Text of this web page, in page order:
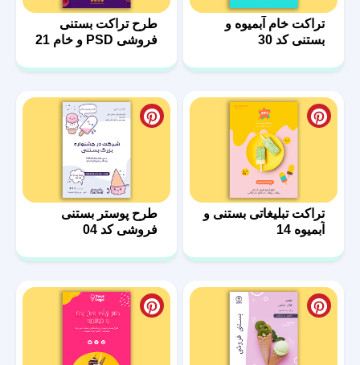
تراکت خام آبمیوه و
بستنی کد 30
طرح تراکت بستنی
فروشی PSD و خام 21
تراکت تبلیغاتی بستنی و
آبمیوه 14
طرح پوستر بستنی
فروشی کد 04